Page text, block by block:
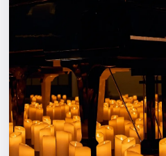
Артисты
Рейтинги